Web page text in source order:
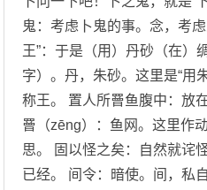
鬼：考虑卜鬼的事。念，考
王”：于是（用）丹砂（在）
字）。丹，朱砂。这里是“用
称王。 置人所罾鱼腹中：放
罾（zēng）：鱼网。这里作
思。 固以怪之矣：自然就诧
已经。 间令：暗使。间，私